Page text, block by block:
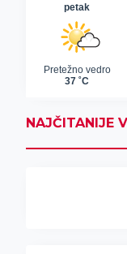
NAJČITANIJE